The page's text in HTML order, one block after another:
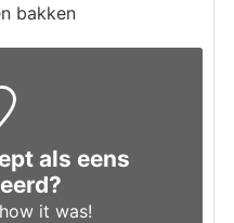
bakken
als eens
how it was!